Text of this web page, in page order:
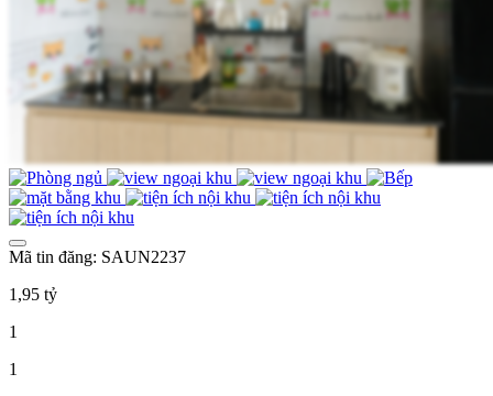
Mã tin đăng: SAUN2237
1,95 tỷ
1
1